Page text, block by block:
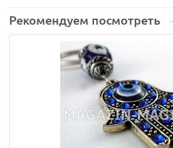
Рекомендуем посмотреть